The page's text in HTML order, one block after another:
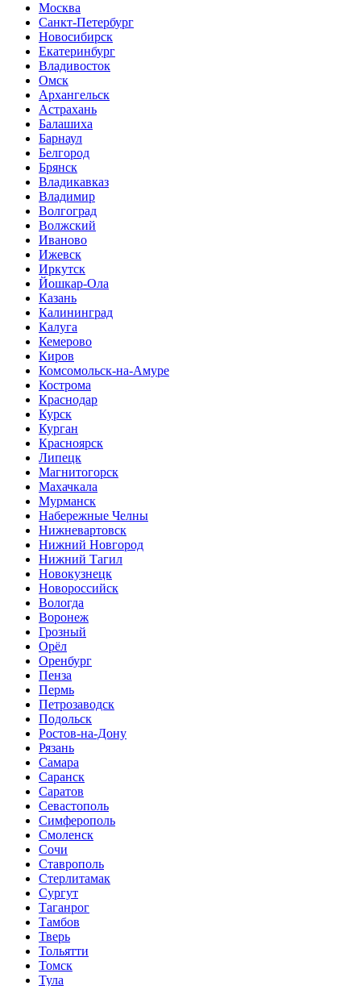
Москва
Санкт-Петербург
Новосибирск
Екатеринбург
Владивосток
Омск
Архангельск
Астрахань
Балашиха
Барнаул
Белгород
Брянск
Владикавказ
Владимир
Волгоград
Волжский
Иваново
Ижевск
Иркутск
Йошкар-Ола
Казань
Калининград
Калуга
Кемерово
Киров
Комсомольск-на-Амуре
Кострома
Краснодар
Курск
Курган
Красноярск
Липецк
Магнитогорск
Махачкала
Мурманск
Набережные Челны
Нижневартовск
Нижний Новгород
Нижний Тагил
Новокузнецк
Новороссийск
Вологда
Воронеж
Грозный
Орёл
Оренбург
Пенза
Пермь
Петрозаводск
Подольск
Ростов-на-Дону
Рязань
Самара
Саранск
Саратов
Севастополь
Симферополь
Смоленск
Сочи
Ставрополь
Стерлитамак
Сургут
Таганрог
Тамбов
Тверь
Тольятти
Томск
Тула